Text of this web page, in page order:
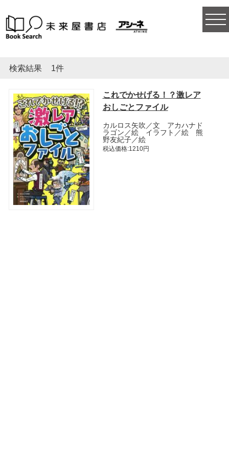
検索結果 1件
これでかせげる！？激レア
おしごとファイル
カルロス矢吹／文 アカハナド
ラゴン／絵 イラフト／絵 熊
野友紀子／絵
税込価格:1210円